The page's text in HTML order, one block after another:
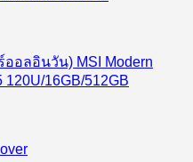
ออลอินวัน) MSI Modern
120U/16GB/512GB